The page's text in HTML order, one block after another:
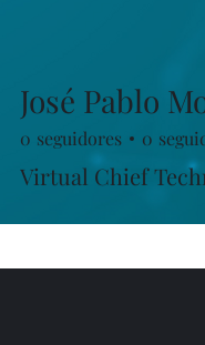
José Pablo
0 seguidores 0
Virtual Chief